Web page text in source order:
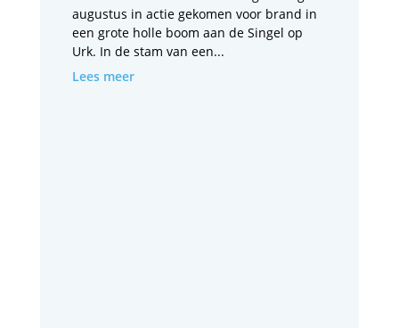
augustus in actie gekomen voor brand in
een grote holle boom aan de Singel op
Urk. In de stam van een...
Lees meer